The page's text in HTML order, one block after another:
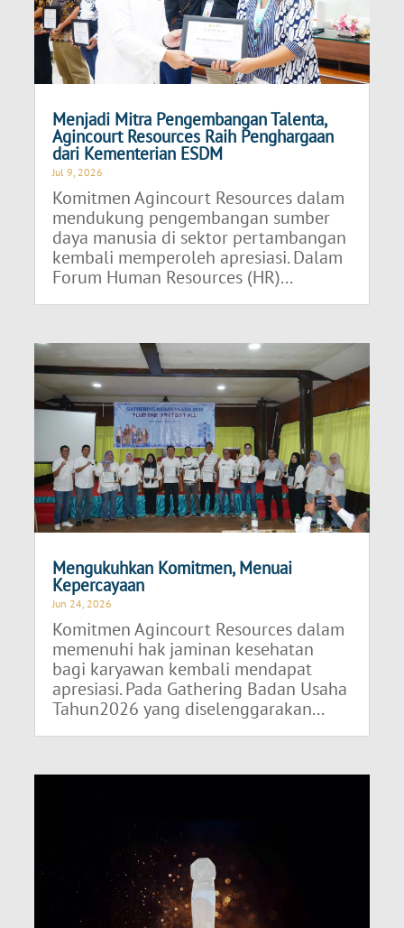
Menjadi Mitra Pengembangan Talenta,
Agincourt Resources Raih Penghargaan
dari Kementerian ESDM
Jul 9, 2026
Komitmen Agincourt Resources dalam
mendukung pengembangan sumber
daya manusia di sektor pertambangan
kembali memperoleh apresiasi. Dalam
Forum Human Resources (HR)...
Mengukuhkan Komitmen, Menuai
Kepercayaan
Jun 24, 2026
Komitmen Agincourt Resources dalam
memenuhi hak jaminan kesehatan
bagi karyawan kembali mendapat
apresiasi. Pada Gathering Badan Usaha
Tahun2026 yang diselenggarakan...